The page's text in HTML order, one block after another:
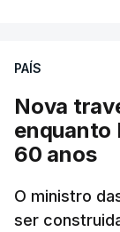
PAÍS
Nova
enquanto
60 anos
O ministro
ser